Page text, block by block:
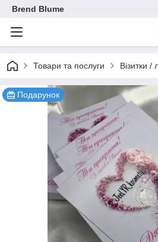
Brend Blume
Товари та послуги Візитки /
Подарунок